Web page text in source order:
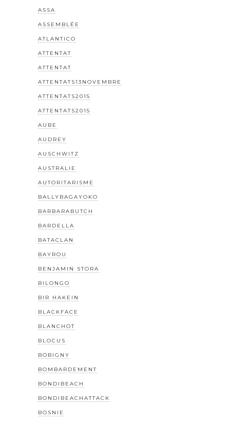
ASSA
ASSEMBLÉE
ATLANTICO
ATTENTAT
ATTENTAT
ATTENTATS13NOVEMBRE
ATTENTATS2015
ATTENTATS2015
AUBE
AUDREY
AUSCHWITZ
AUSTRALIE
AUTORITARISME
BALLYBAGAYOKO
BARBARABUTCH
BARDELLA
BATACLAN
BAYROU
BENJAMIN STORA
BILONGO
BIR HAKEIN
BLACKFACE
BLANCHOT
BLOCUS
BOBIGNY
BOMBARDEMENT
BONDIBEACH
BONDIBEACHATTACK
BOSNIE